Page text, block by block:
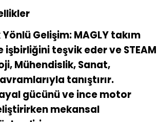
Yönlü Gelişim: MAGLY takım
işbirliğini teşvik eder ve STEAM
Mühendislik, Sanat,
tanıştırır.
gücünü ve ince motor
mekansal